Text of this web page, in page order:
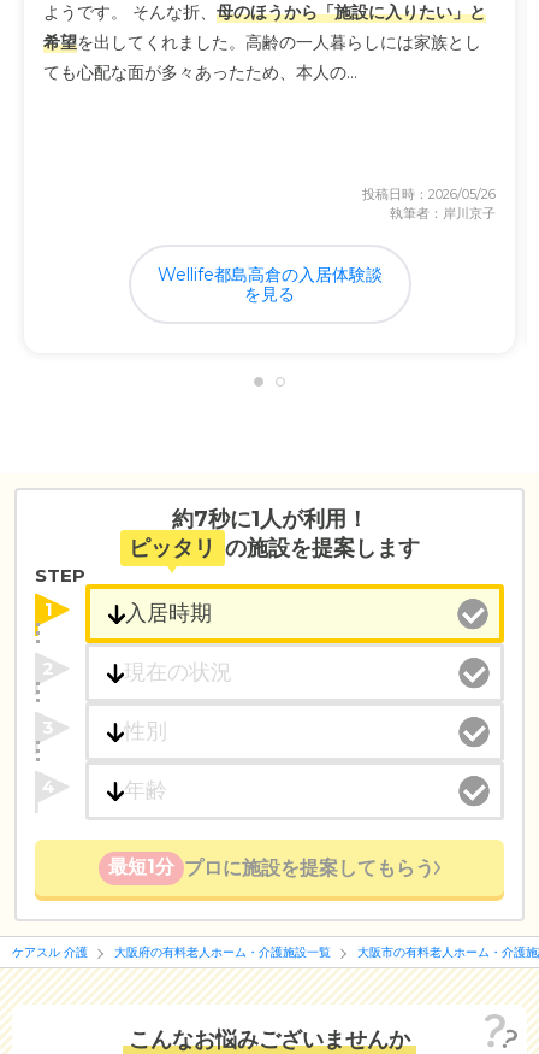
ようです。 そんな折、 母のほうから「施設に入りたい」と
希望を出してくれました。高齢の一人暮らしには家族とし
ても心配な面が多々あったため、本人の...
投稿日時：2026/05/26
執筆者：岸川京子
Wellife都島高倉の入居体験談
を見る
約7秒に1人が利用！
ピッタリ の施設を提案します
STEP
1
2
3
4
最短1分 プロに施設を提案してもらう
ケアスル 介護 大阪府の有料老人ホーム・介護施設一覧 大阪市の有料老人ホーム・介護
こんなお悩みございませんか